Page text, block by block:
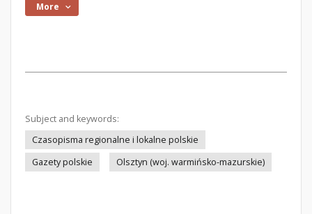
More
Subject and keywords:
Czasopisma regionalne i lokalne polskie
Gazety polskie
Olsztyn (woj. warmińsko-mazurskie)